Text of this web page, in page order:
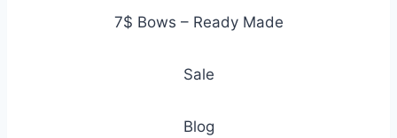
7$ Bows – Ready Made
Sale
Blog